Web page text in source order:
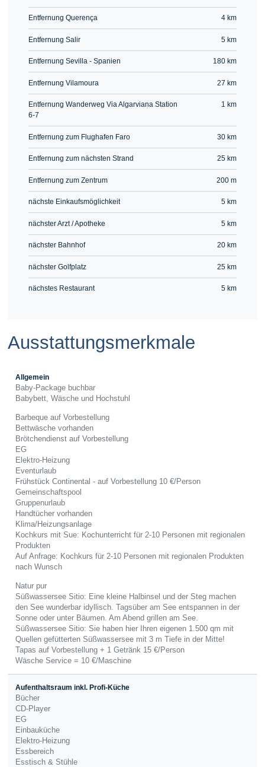
Entfernung Querença 4 km
Entfernung Salir 5 km
Entfernung Sevilla - Spanien 180 km
Entfernung Vilamoura 27 km
Entfernung Wanderweg Via Algarviana Station
6-7
1 km
Entfernung zum Flughafen Faro 30 km
Entfernung zum nächsten Strand 25 km
Entfernung zum Zentrum 200 m
nächste Einkaufsmöglichkeit 5 km
nächster Arzt / Apotheke 5 km
nächster Bahnhof 20 km
nächster Golfplatz 25 km
nächstes Restaurant 5 km
Ausstattungsmerkmale
Allgemein
Baby-Package buchbar
Babybett, Wäsche und Hochstuhl
Barbeque auf Vorbestellung
Bettwäsche vorhanden
Brötchendienst auf Vorbestellung
EG
Elektro-Heizung
Eventurlaub
Frühstück Continental - auf Vorbestellung 10 €/Person
Gemeinschaftspool
Gruppenurlaub
Handtücher vorhanden
Klima/Heizungsanlage
Kochkurs mit Sue: Kochunterricht für 2-10 Personen mit regionalen
Produkten
Auf Anfrage: Kochkurs für 2-10 Personen mit regionalen Produkten
nach Wunsch
Natur pur
Süßwassersee Sitio: Eine kleine Halbinsel und der Steg machen
den See wunderbar idyllisch. Tagsüber am See entspannen in der
Sonne oder unter Bäumen. Am Abend grillen am See.
Süßwassersee Sitio: Sie haben hier Ihren eigenen 1.500 qm mit
Quellen gefütterten Süßwassersee mit 3 m Tiefe in der Mitte!
Tapas auf Vorbestellung + 1 Getränk 15 €/Person
Wäsche Service = 10 €/Maschine
Aufenthaltsraum inkl. Profi-Küche
Bücher
CD-Player
EG
Einbauküche
Elektro-Heizung
Essbereich
Esstisch & Stühle